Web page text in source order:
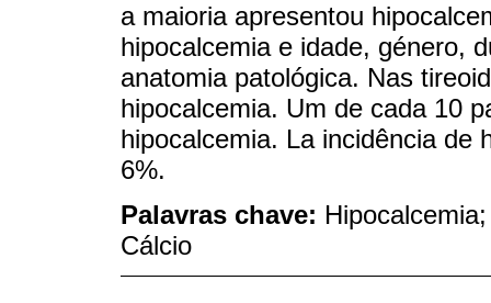
a maioria apresentou
hipocalcemia e idade, género,
anatomia patológica. Nas
hipocalcemia. Um de cada 10
hipocalcemia. La incidência de
6%.
Palavras chave:
Cálcio